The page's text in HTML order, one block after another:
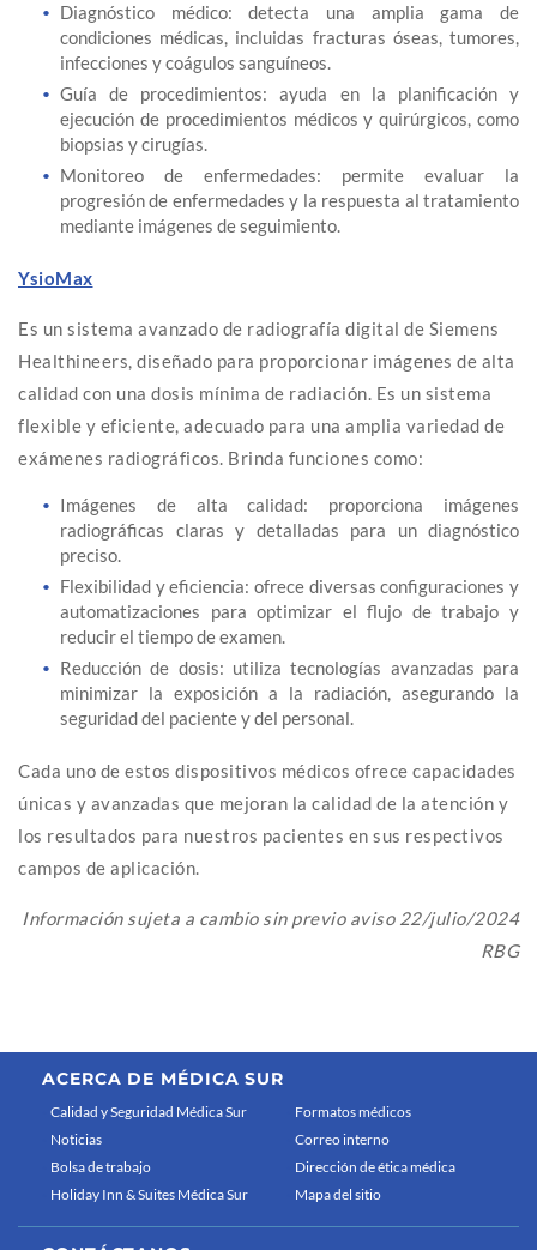
Diagnóstico médico: detecta una amplia gama de
condiciones médicas, incluidas fracturas óseas, tumores,
infecciones y coágulos sanguíneos.
Guía de procedimientos: ayuda en la planificación y
ejecución de procedimientos médicos y quirúrgicos, como
biopsias y cirugías.
Monitoreo de enfermedades: permite evaluar la
progresión de enfermedades y la respuesta al tratamiento
mediante imágenes de seguimiento.
YsioMax
Es un sistema avanzado de radiografía digital de Siemens
Healthineers, diseñado para proporcionar imágenes de alta
calidad con una dosis mínima de radiación. Es un sistema
flexible y eficiente, adecuado para una amplia variedad de
exámenes radiográficos. Brinda funciones como:
Imágenes de alta calidad: proporciona imágenes
radiográficas claras y detalladas para un diagnóstico
preciso.
Flexibilidad y eficiencia: ofrece diversas configuraciones y
automatizaciones para optimizar el flujo de trabajo y
reducir el tiempo de examen.
Reducción de dosis: utiliza tecnologías avanzadas para
minimizar la exposición a la radiación, asegurando la
seguridad del paciente y del personal.
Cada uno de estos dispositivos médicos ofrece capacidades
únicas y avanzadas que mejoran la calidad de la atención y
los resultados para nuestros pacientes en sus respectivos
campos de aplicación.
Información sujeta a cambio sin previo aviso 22/julio/2024
RBG
ACERCA DE MÉDICA SUR
Calidad y Seguridad Médica Sur
Noticias
Bolsa de trabajo
Holiday Inn & Suites Médica Sur
Formatos médicos
Correo interno
Dirección de ética médica
Mapa del sitio